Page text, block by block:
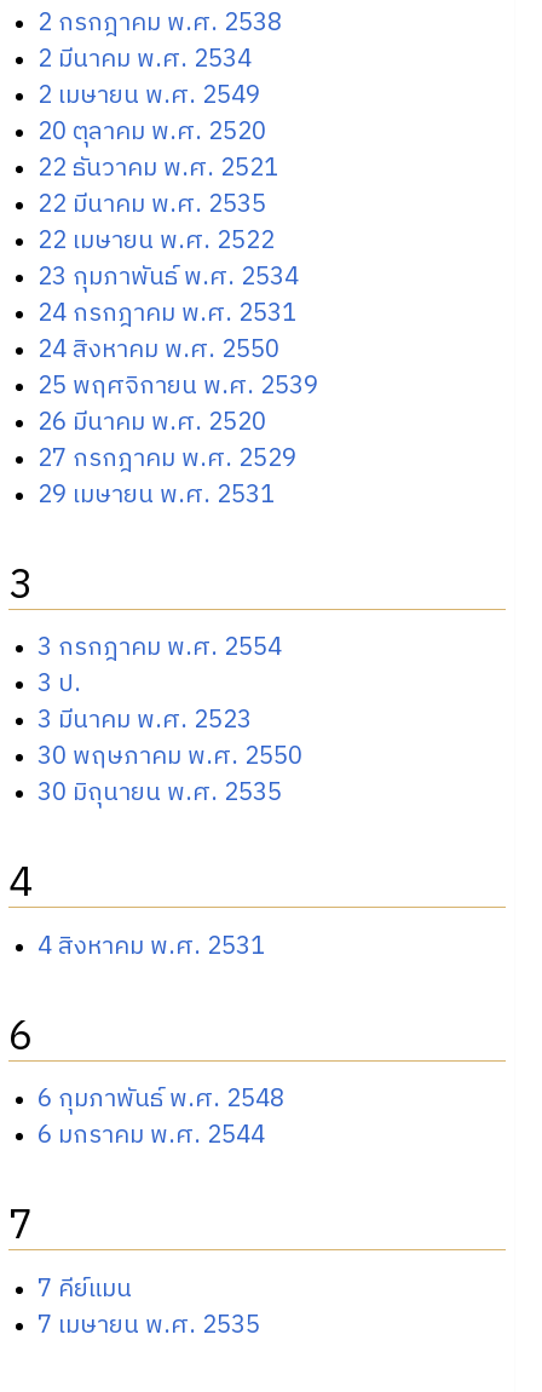
2 กรกฎาคม พ.ศ. 2538
2 มีนาคม พ.ศ. 2534
2 เมษายน พ.ศ. 2549
20 ตุลาคม พ.ศ. 2520
22 ธันวาคม พ.ศ. 2521
22 มีนาคม พ.ศ. 2535
22 เมษายน พ.ศ. 2522
23 กุมภาพันธ์ พ.ศ. 2534
24 กรกฎาคม พ.ศ. 2531
24 สิงหาคม พ.ศ. 2550
25 พฤศจิกายน พ.ศ. 2539
26 มีนาคม พ.ศ. 2520
27 กรกฎาคม พ.ศ. 2529
29 เมษายน พ.ศ. 2531
3
3 กรกฎาคม พ.ศ. 2554
3 ป.
3 มีนาคม พ.ศ. 2523
30 พฤษภาคม พ.ศ. 2550
30 มิถุนายน พ.ศ. 2535
4
4 สิงหาคม พ.ศ. 2531
6
6 กุมภาพันธ์ พ.ศ. 2548
6 มกราคม พ.ศ. 2544
7
7 คีย์แมน
7 เมษายน พ.ศ. 2535